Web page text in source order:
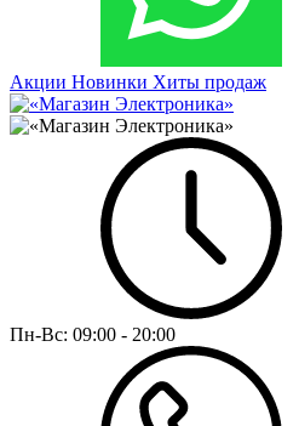
Акции Новинки Хиты продаж
Пн-Вс: 09:00 - 20:00